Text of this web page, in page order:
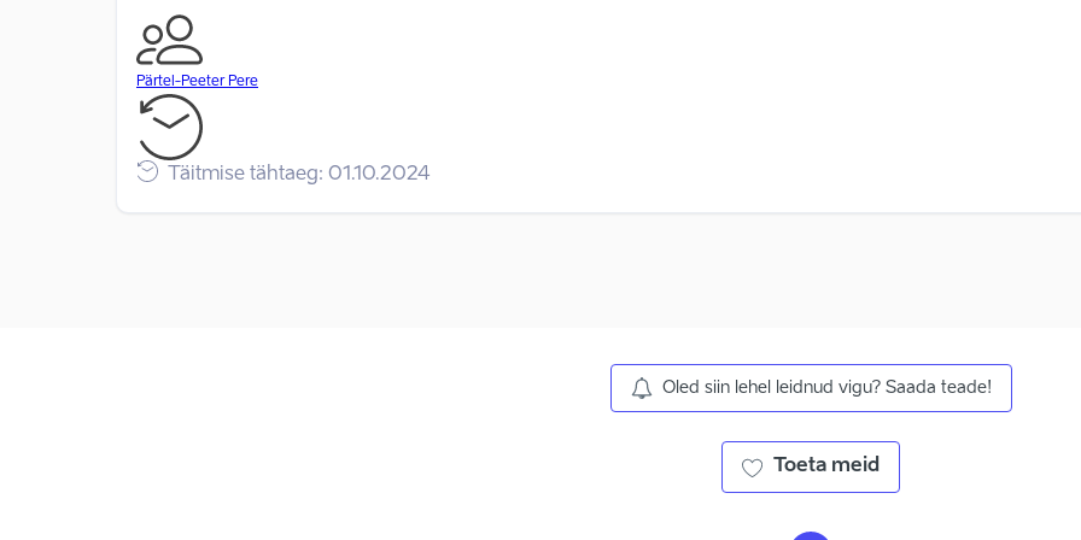
Pärtel-Peeter Pere
Täitmise tähtaeg: 01.10.2024
Oled siin lehel leidnud vigu? Saada teade!
Toeta meid